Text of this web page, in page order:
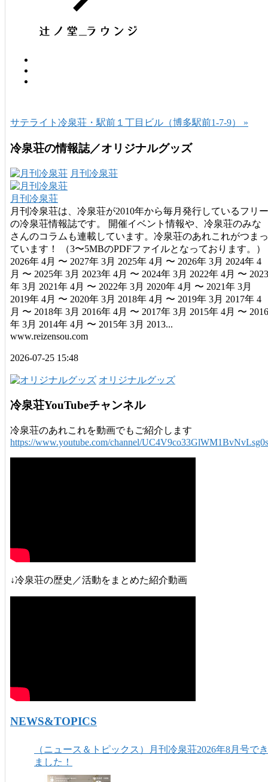
サテライト冷泉荘・駅前１丁目ビル（博多駅前1-7-9） »
冷泉荘の情報誌／オリジナルグッズ
月刊冷泉荘
月刊冷泉荘
月刊冷泉荘は、冷泉荘が2010年から毎月発行しているフリー
の冷泉荘情報誌です。 開催イベント情報や、冷泉荘のみな
さんのコラムも連載しています。冷泉荘のあれこれがつまっ
ています！ （3〜5MBのPDFファイルとなっております。）
2026年 4月 〜 2027年 3月 2025年 4月 〜 2026年 3月 2024年 4
月 〜 2025年 3月 2023年 4月 〜 2024年 3月 2022年 4月 〜 2023
年 3月 2021年 4月 〜 2022年 3月 2020年 4月 〜 2021年 3月
2019年 4月 〜 2020年 3月 2018年 4月 〜 2019年 3月 2017年 4
月 〜 2018年 3月 2016年 4月 〜 2017年 3月 2015年 4月 〜 2016
年 3月 2014年 4月 〜 2015年 3月 2013...
www.reizensou.com
2026-07-25 15:48
オリジナルグッズ
冷泉荘YouTubeチャンネル
冷泉荘のあれこれを動画でもご紹介します
https://www.youtube.com/channel/
↓冷泉荘の歴史／活動をまとめた紹介動画
NEWS&TOPICS
（ニュース＆トピックス）月刊冷泉荘2026年8月号でき
ました！